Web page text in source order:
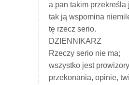
a pan takim przekreśla
tak ją wspomina
tę rzecz serio.
DZIENNIKARZ
Rzeczy serio nie ma;
wszystko jest
przekonania, opinie,